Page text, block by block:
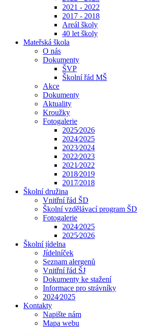
2021 - 2022
2017 - 2018
Areál školy
40 let školy
Mateřská škola
O nás
Dokumenty
ŠVP
Školní řád MŠ
Akce
Dokumenty
Aktuality
Kroužky
Fotogalerie
2025⁄2026
2024⁄2025
2023⁄2024
2022⁄2023
2021⁄2022
2018⁄2019
2017⁄2018
Školní družina
Vnitřní řád ŠD
Školní vzdělávací program ŠD
Fotogalerie
2024⁄2025
2025⁄2026
Školní jídelna
Jídelníček
Seznam alergenů
Vnitřní řád ŠJ
Dokumenty ke stažení
Informace pro strávníky
2024⁄2025
Kontakty
Napište nám
Mapa webu